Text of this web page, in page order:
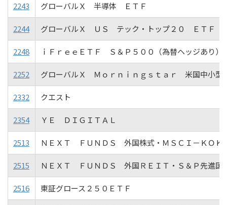
2243 グローバルＸ 半導体 ＥＴＦ
2244 グローバルＸ ＵＳ テック・トップ２０ ＥＴＦ
2248 ｉＦｒｅｅＥＴＦ Ｓ＆Ｐ５００（為替ヘッジあり）
2252 グローバルＸ Ｍｏｒｎｉｎｇｓｔａｒ 米国中小
2332 クエスト
2354 ＹＥ ＤＩＧＩＴＡＬ
2513 ＮＥＸＴ ＦＵＮＤＳ 外国株式・ＭＳＣＩ－ＫＯＫ
2515 ＮＥＸＴ ＦＵＮＤＳ 外国ＲＥＩＴ・Ｓ＆Ｐ先進国
2516 東証グロース２５０ＥＴＦ